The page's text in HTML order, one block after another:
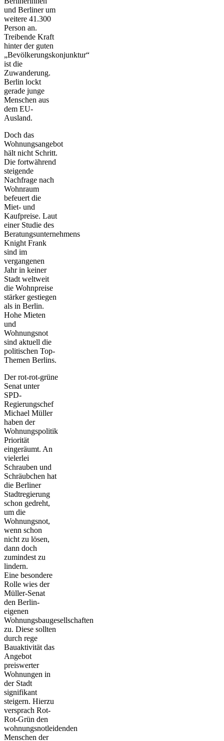
und Berliner um
weitere 41.300
Person an.
Treibende Kraft
hinter der guten
„Bevölkerungskonjunktur“
ist die
Zuwanderung.
Berlin lockt
gerade junge
Menschen aus
dem EU-
Ausland.
Doch das
Wohnungsangebot
hält nicht Schritt.
Die fortwährend
steigende
Nachfrage nach
Wohnraum
befeuert die
Miet- und
Kaufpreise. Laut
einer Studie des
Beratungsunternehmens
Knight Frank
sind im
vergangenen
Jahr in keiner
Stadt weltweit
die Wohnpreise
stärker gestiegen
als in Berlin.
Hohe Mieten
und
Wohnungsnot
sind aktuell die
politischen Top-
Themen Berlins.
Der rot-rot-grüne
Senat unter
SPD-
Regierungschef
Michael Müller
haben der
Wohnungspolitik
Priorität
eingeräumt. An
vielerlei
Schrauben und
Schräubchen hat
die Berliner
Stadtregierung
schon gedreht,
um die
Wohnungsnot,
wenn schon
nicht zu lösen,
dann doch
zumindest zu
lindern.
Eine besondere
Rolle wies der
Müller-Senat
den Berlin-
eigenen
Wohnungsbaugesellschaften
zu. Diese sollten
durch rege
Bauaktivität das
Angebot
preiswerter
Wohnungen in
der Stadt
signifikant
steigern. Hierzu
versprach Rot-
Rot-Grün den
wohnungsnotleidenden
Menschen der